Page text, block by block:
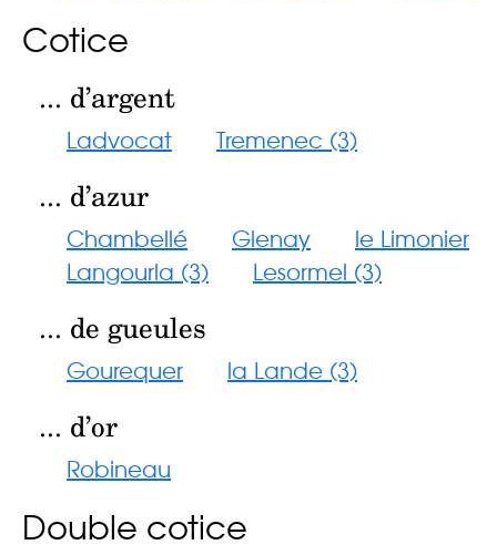
Cotice
... d’argent
Ladvocat Tremenec (3)
... d’azur
Chambellé Glenay
le Limonier
Langourla (3)
Lesormel (3)
... de gueules
Gourequer la Lande (3)
... d’or
Robineau
Double cotice